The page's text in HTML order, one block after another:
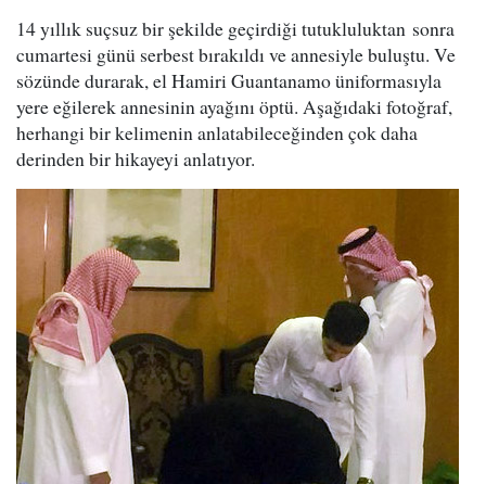
14 yıllık suçsuz bir şekilde geçirdiği tutukluluktan sonra
cumartesi günü serbest bırakıldı ve annesiyle buluştu. Ve
sözünde durarak, el Hamiri Guantanamo üniformasıyla
yere eğilerek annesinin ayağını öptü. Aşağıdaki fotoğraf,
herhangi bir kelimenin anlatabileceğinden çok daha
derinden bir hikayeyi anlatıyor.